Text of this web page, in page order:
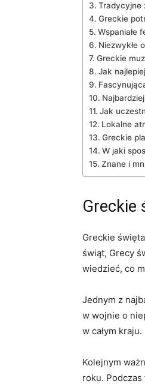
Tradycyjne
Greckie
Wspaniałe
Niezwykłe
Greckie
Jak
Jak
Lokalne
Greckie
W jaki
Znane⁣ i
Greckie
Greckie
świąt, Grecy
wiedzieć,​ co
Jednym z
w wojnie o
w całym kraju.
Kolejnym
roku.